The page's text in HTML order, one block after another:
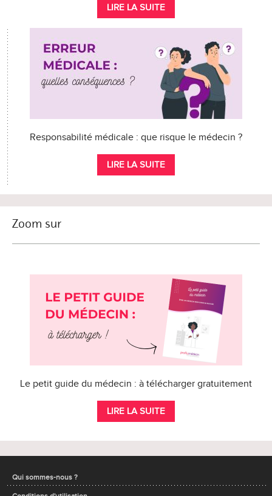
LIRE LA SUITE
Responsabilité médicale : que risque le médecin ?
LIRE LA SUITE
Zoom sur
Le petit guide du médecin : à télécharger gratuitement
LIRE LA SUITE
Qui sommes-nous ?